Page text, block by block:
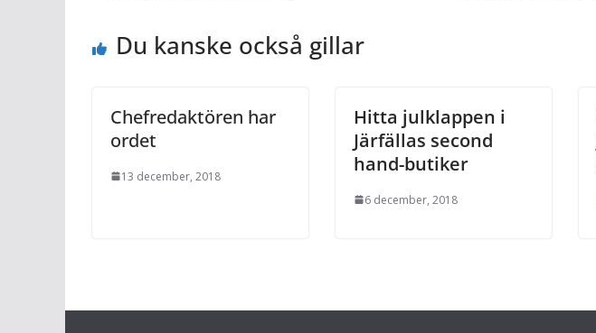
Du kanske också gillar
Chefredaktören har
ordet
13 december, 2018
Hitta julklappen i
Järfällas second
hand-butiker
6 december, 2018